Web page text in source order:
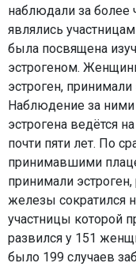
наблюдали за
являлись
была посвящена
эстрогеном.
эстроген,
Наблюдение за
эстрогена ведётся
почти пяти лет. По
принимавшими
принимали
железы сократился
участницы которой
развился у 151
было 199 случаев